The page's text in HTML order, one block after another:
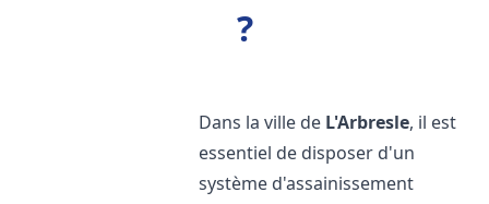
?
Dans la ville de L'Arbresle, il est
essentiel de disposer d'un
système d'assainissement